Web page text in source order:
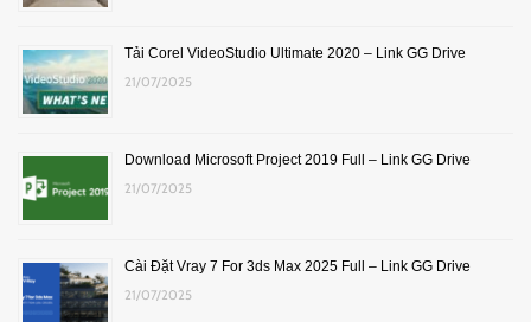
Tải Corel VideoStudio Ultimate 2020 – Link GG Drive
21/07/2025
Download Microsoft Project 2019 Full – Link GG Drive
21/07/2025
Cài Đặt Vray 7 For 3ds Max 2025 Full – Link GG Drive
21/07/2025